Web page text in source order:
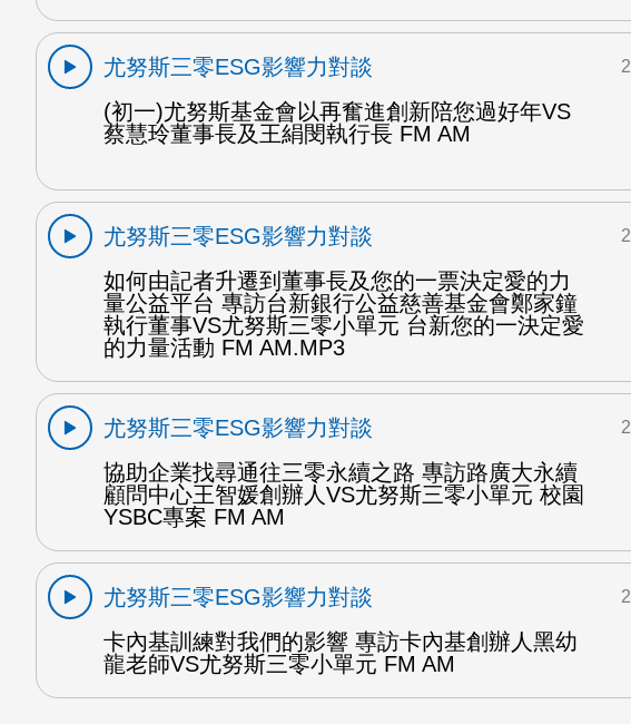
尤努斯三零ESG影響力對談
(初一)尤努斯基金會以再奮進創新陪您過好年VS
蔡慧玲董事長及王絹閔執行長 FM AM
尤努斯三零ESG影響力對談
如何由記者升遷到董事長及您的一票決定愛的力
量公益平台 專訪台新銀行公益慈善基金會鄭家鐘
執行董事VS尤努斯三零小單元 台新您的一決定愛
的力量活動 FM AM.MP3
尤努斯三零ESG影響力對談
協助企業找尋通往三零永續之路 專訪路廣大永續
顧問中心王智媛創辦人VS尤努斯三零小單元 校園
YSBC專案 FM AM
尤努斯三零ESG影響力對談
卡內基訓練對我們的影響 專訪卡內基創辦人黑幼
龍老師VS尤努斯三零小單元 FM AM